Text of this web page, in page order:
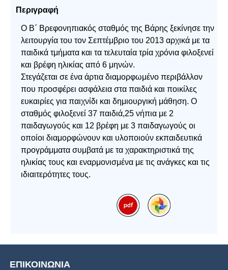
Περιγραφή
Ο Β΄ Βρεφονηπιακός σταθμός της Βάρης ξεκίνησε την
λειτουργία του τον Σεπτέμβριο του 2013 αρχικά με τα
παιδικά τμήματα και τα τελευταία τρία χρόνια φιλοξενεί
και βρέφη ηλικίας από 6 μηνών.
Στεγάζεται σε ένα άρτια διαμορφωμένο περιβάλλον
που προσφέρει ασφάλεια στα παιδιά και ποικίλες
ευκαιρίες για παιχνίδι και δημιουργική μάθηση. Ο
σταθμός φιλοξενεί 37 παιδιά,25 νήπια με 2
παιδαγωγούς και 12 βρέφη με 3 παιδαγωγούς οι
οποίοι διαμορφώνουν και υλοποιούν εκπαιδευτικά
προγράμματα συμβατά με τα χαρακτηριστικά της
ηλικίας τους και εναρμονισμένα με τις ανάγκες και τις
ιδιαιτερότητες τους.
ΕΠΙΚΟΙΝΩΝΙΑ